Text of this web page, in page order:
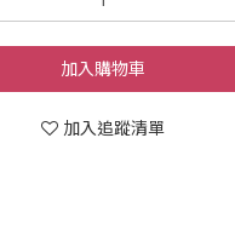
加入購物車
加入追蹤清單